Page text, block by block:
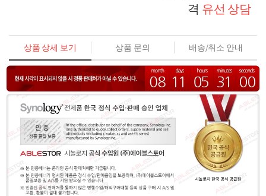
격 유선 상담
상품 상세 보기 상품 문의 배송/취소 안내